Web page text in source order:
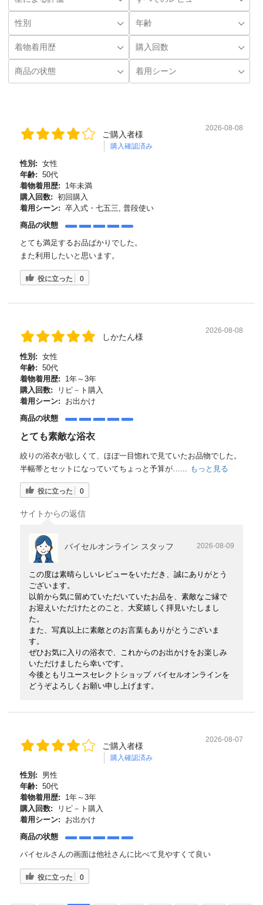
ご購入者様
購入確認済み
2026-08-08
性別: 女性
年齢: 50代
着物着用歴:
1年未満
購入回数: 初回購入
着用シーン: 卒入式・七五三, 普段使い
商品の状態
とても満足するお品ばかりでした。
また利用したいと思います。
役に立った 0
しかたん様
2026-08-08
性別: 女性
年齢: 50代
着物着用歴:
1年～3年
購入回数:
リピ－ト購入
着用シーン:
お出かけ
商品の状態
とても素敵な浴衣
絞りの浴衣が欲しくて、ほぼ一目惚れで見ていたお品物でした。
半幅帯とセットになっていてちょっと予算が…...
もっと見る
役に立った 0
サイトからの返信
バイセルオンライン スタッフ 2026-08-09
この度は素晴らしいレビューをいただき、誠にありがとう
ございます。
以前から気に留めていただいていたお品を、素敵なご縁で
お迎えいただけたとのこと、大変嬉しく拝見いたしまし
た。
また、写真以上に素敵とのお言葉もありがとうございま
す。
ぜひお気に入りの浴衣で、これからのお出かけをお楽しみ
いただけましたら幸いです。
今後ともリユースセレクトショップ バイセルオンラインを
どうぞよろしくお願い申し上げます。
ご購入者様
購入確認済み
2026-08-07
性別:
男性
年齢: 50代
着物着用歴:
1年～3年
購入回数:
リピ－ト購入
着用シーン:
お出かけ
商品の状態
バイセルさんの画面は他社さんに比べて見やすくて良い
役に立った 0